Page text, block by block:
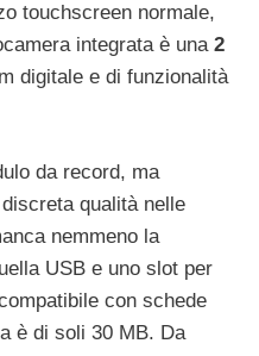
touchscreen normale,
integrata è una 2
digitale e di funzionalità
da record, ma
qualità nelle
nemmeno la
USB e uno slot per
con schede
è di soli 30 MB. Da